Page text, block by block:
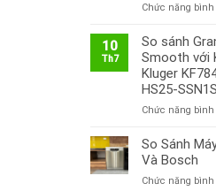
Chức năng
10
Th7
So sánh
Smooth với
Kluger
HS25-
Chức năng
So Sánh
Và Bosch
Chức năng